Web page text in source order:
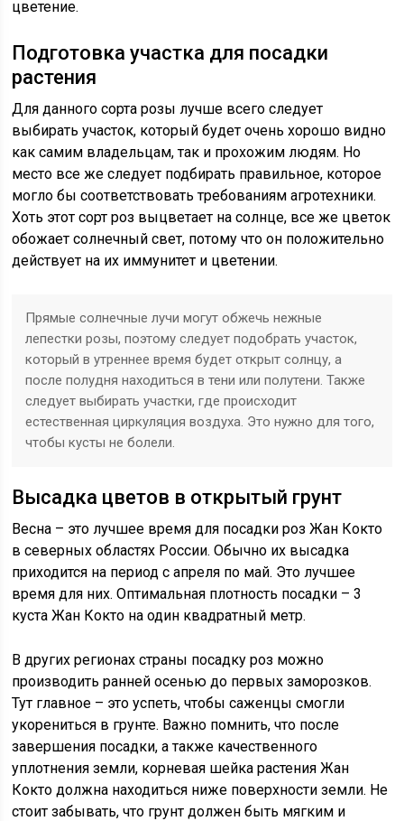
цветение.
Подготовка участка для посадки
растения
Для данного сорта розы лучше всего следует
выбирать участок, который будет очень хорошо видно
как самим владельцам, так и прохожим людям. Но
место все же следует подбирать правильное, которое
могло бы соответствовать требованиям агротехники.
Хоть этот сорт роз выцветает на солнце, все же цветок
обожает солнечный свет, потому что он положительно
действует на их иммунитет и цветении.
Прямые солнечные лучи могут обжечь нежные
лепестки розы, поэтому следует подобрать участок,
который в утреннее время будет открыт солнцу, а
после полудня находиться в тени или полутени. Также
следует выбирать участки, где происходит
естественная циркуляция воздуха. Это нужно для того,
чтобы кусты не болели.
Высадка цветов в открытый грунт
Весна – это лучшее время для посадки роз Жан Кокто
в северных областях России. Обычно их высадка
приходится на период с апреля по май. Это лучшее
время для них. Оптимальная плотность посадки – 3
куста Жан Кокто на один квадратный метр.
В других регионах страны посадку роз можно
производить ранней осенью до первых заморозков.
Тут главное – это успеть, чтобы саженцы смогли
укорениться в грунте. Важно помнить, что после
завершения посадки, а также качественного
уплотнения земли, корневая шейка растения Жан
Кокто должна находиться ниже поверхности земли. Не
стоит забывать, что грунт должен быть мягким и